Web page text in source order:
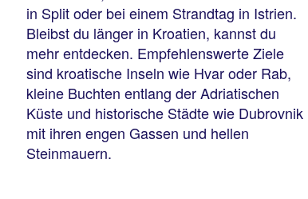
in Split oder bei einem Strandtag in Istrien.
Bleibst du länger in Kroatien, kannst du
mehr entdecken. Empfehlenswerte Ziele
sind kroatische Inseln wie Hvar oder Rab,
kleine Buchten entlang der Adriatischen
Küste und historische Städte wie Dubrovnik
mit ihren engen Gassen und hellen
Steinmauern.